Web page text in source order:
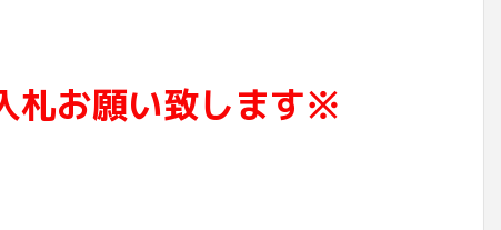
札お願い致します※